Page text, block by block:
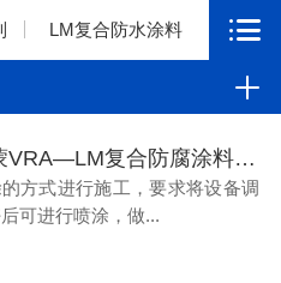
LM复合防水涂料
鲁蒙VRA—LM复合防腐涂料应用污水厂防腐工程
方式进行施工，要求将设备调
可进行喷涂，做...